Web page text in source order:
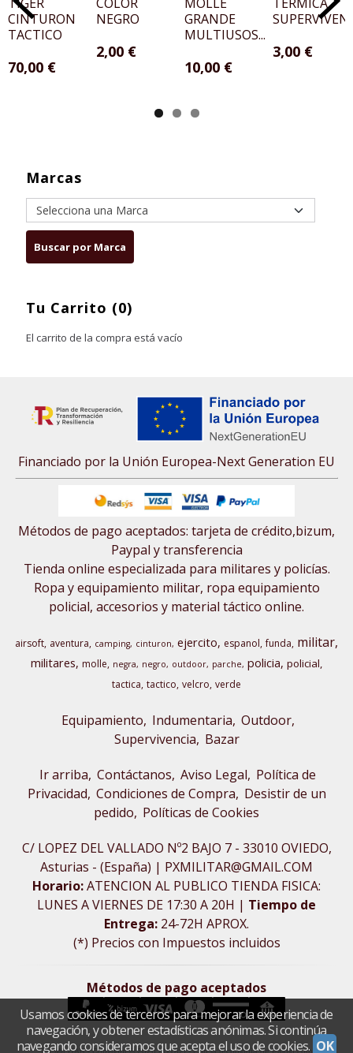
Marcas
Tu Carrito (0)
El carrito de la compra está vacío
CINTURON
TACTICO
70,00 €
NEGRO
2,00 €
GRANDE
MULTIUSOS...
10,00 €
3,00 €
Financiado por la Unión Europea-Next Generation EU
Métodos de pago aceptados: tarjeta de crédito,bizum,
Paypal y transferencia
Tienda online especializada para militares y policías.
Ropa y equipamiento militar, ropa equipamiento
policial, accesorios y material táctico online.
airsoft aventura camping cinturon ejercito espanol funda militar
militares molle negra negro outdoor parche policia policial
tactica tactico velcro verde
Equipamiento Indumentaria Outdoor,
Supervivencia Bazar
Ir arriba Contáctanos Aviso Legal Política de
Privacidad Condiciones de Compra Desistir de un
pedido Políticas de Cookies
C/ LOPEZ DEL VALLADO Nº2 BAJO 7 - 33010 OVIEDO,
Asturias - (España) | PXMILITAR@GMAIL.COM
Horario:ATENCION AL PUBLICO TIENDA FISICA:
LUNES A VIERNES DE 17:30 A 20H | Tiempo de
Entrega: 24-72H APROX.
(*) Precios con Impuestos incluidos
Métodos de pago aceptados
PX MILITAR- Copyright © 2026 [31182] - Con la tecnología de Palbin.com
Usamos cookies de terceros para mejorar la experiencia de
navegación, y obtener estadísticas anónimas. Si continúa
navegando consideramos que acepta el uso de cookies. OK